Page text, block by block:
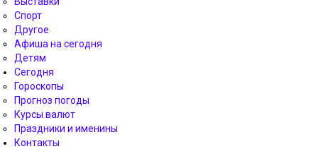
Спорт
Другое
Афиша на сегодня
Детям
Сегодня
Гороскопы
Прогноз погоды
Курсы валют
Праздники и именины
Контакты